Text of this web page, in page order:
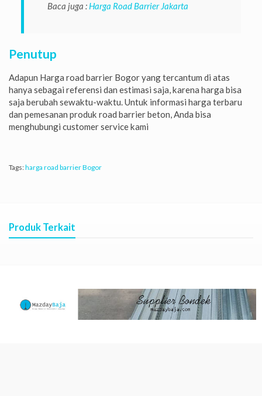
Baca juga : Harga Road Barrier Jakarta
Penutup
Adapun Harga road barrier Bogor yang tercantum di atas
hanya sebagai referensi dan estimasi saja, karena harga bisa
saja berubah sewaktu-waktu. Untuk informasi harga terbaru
dan pemesanan produk road barrier beton, Anda bisa
menghubungi customer service kami
Tags:harga road barrier Bogor
Produk Terkait